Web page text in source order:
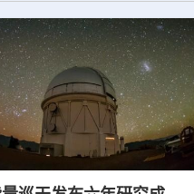
成像仪。该设备若按计划